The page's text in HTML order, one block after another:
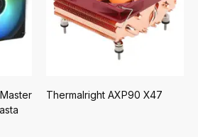
Thermalright AXP90 X47